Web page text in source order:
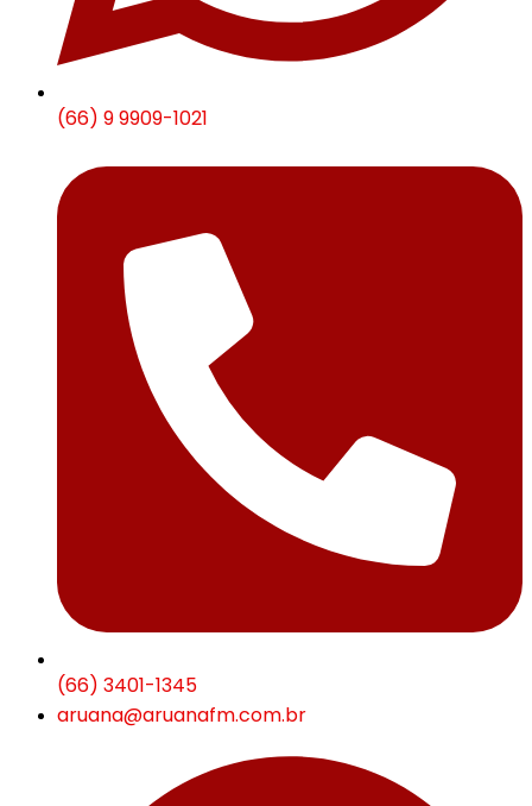
(66) 9 9909-1021
(66) 3401-1345
aruana@aruanafm.com.br